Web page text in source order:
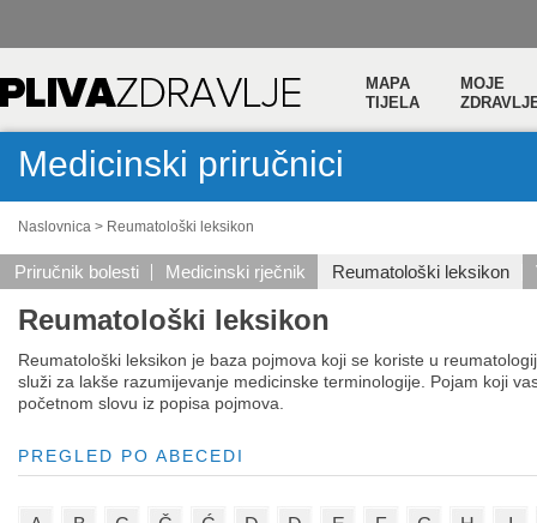
MAPA
TIJELA
MOJE
Medicinski priručnici
Naslovnica > Reumatološki leksikon
Priručnik bolesti Medicinski rječnik Reumatološki leksikon
Reumatološki leksikon
Reumatološki leksikon je baza pojmova koji se koriste u
služi za lakše razumijevanje medicinske terminologije. Pojam koji
početnom slovu iz popisa pojmova.
PREGLED PO ABECEDI